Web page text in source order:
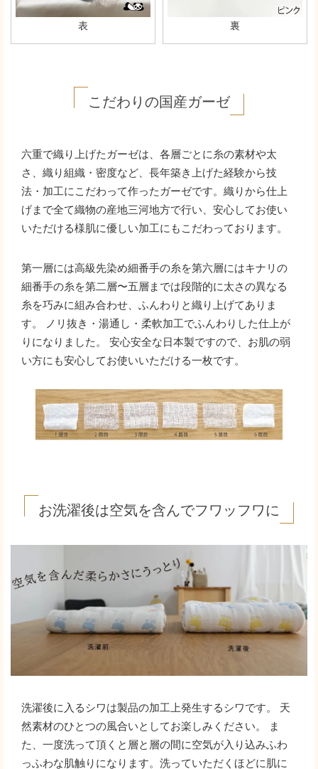
表 裏
こだわりの国産ガーゼ
六重で織り上げたガーゼは、各層ごとに糸の素材や太
さ、織り組織・密度など、長年築き上げた経験から技
法・加工にこだわって作ったガーゼです。織りから仕上
げまで全て織物の産地三河地方で行い、安心してお使い
いただける様肌に優しい加工にもこだわっております。
第一層には高級先染め細番手の糸を第六層にはキナリの
細番手の糸を第二層〜五層までは段階的に太さの異なる
糸を巧みに組み合わせ、ふんわりと織り上げてありま
す。 ノリ抜き・湯通し・柔軟加工でふんわりした仕上が
りになりました。 安心安全な日本製ですので、お肌の弱
い方にも安心してお使いいただける一枚です。
お洗濯後は空気を含んでフワッフワに
洗濯後に入るシワは製品の加工上発生するシワです。 天
然素材のひとつの風合いとしてお楽しみください。 ま
た、一度洗って頂くと層と層の間に空気が入り込みふわ
っふわな肌触りになります。洗っていただくほどに肌に